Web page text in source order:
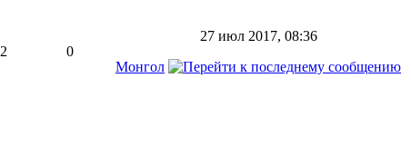
2 0
27 июл 2017, 08:36
Монгол